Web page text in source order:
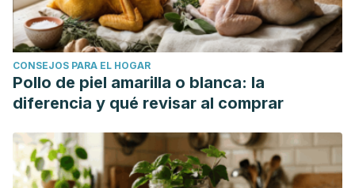
CONSEJOS PARA EL HOGAR
Pollo de piel amarilla o blanca: la
diferencia y qué revisar al comprar